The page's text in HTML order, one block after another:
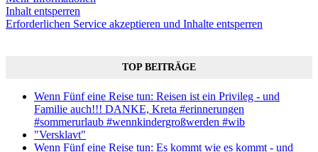
Inhalt entsperren
Erforderlichen Service akzeptieren und Inhalte entsperren
TOP BEITRÄGE
Wenn Fünf eine Reise tun: Reisen ist ein Privileg - und
Familie auch!!! DANKE, Kreta #erinnerungen
#sommerurlaub #wennkindergroßwerden #wib
"Versklavt"
Wenn Fünf eine Reise tun: Es kommt wie es kommt - und